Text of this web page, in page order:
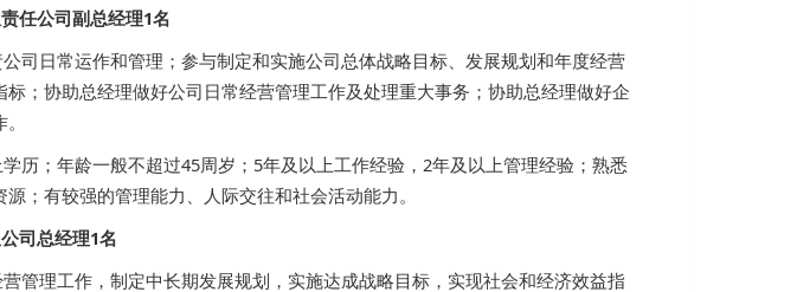
任公司副总经理1名
司日常运作和管理；参与制定和实施公司总体战略目标、发展规划和年度经营
；协助总经理做好公司日常经营管理工作及处理重大事务；协助总经理做好企
历；年龄一般不超过45周岁；5年及以上工作经验，2年及以上管理经验；熟悉
；有较强的管理能力、人际交往和社会活动能力。
司总经理1名
管理工作，制定中长期发展规划，实施达成战略目标，实现社会和经济效益指